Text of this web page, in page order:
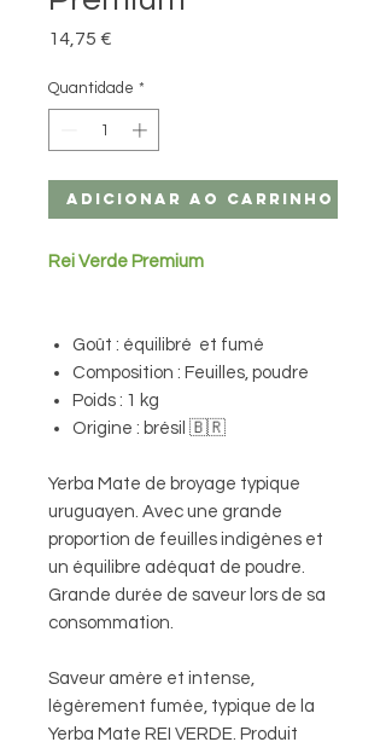
14,75 €
Quantidade *
Adicionar ao carrinho
Rei Verde Premium
Goût : équilibré et fumé
Composition : Feuilles, poudre
Poids : 1 kg
Origine : brésil 🇧🇷
Yerba Mate de broyage typique
uruguayen. Avec une grande
proportion de feuilles indigènes et
un équilibre adéquat de poudre.
Grande durée de saveur lors de sa
consommation.
Saveur amère et intense,
légèrement fumée, typique de la
Yerba Mate REI VERDE. Produit